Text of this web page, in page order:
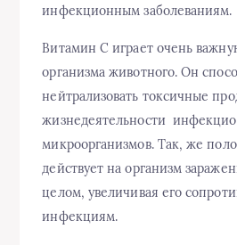
инфекционным заболеваниям.
Витамин С играет очень
организма животного. Он
нейтрализовать токсичные
жизнедеятельности
микроорганизмов. Так, же
действует на организм
целом, увеличивая его
инфекциям.